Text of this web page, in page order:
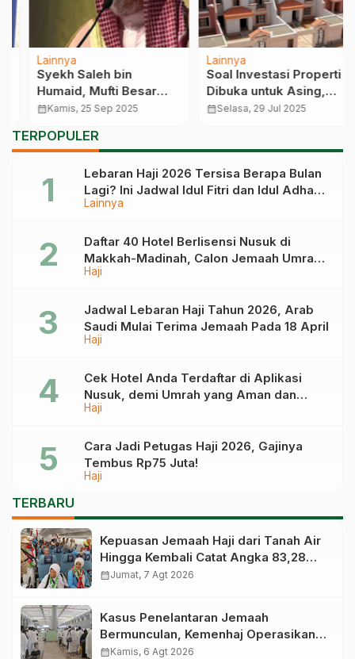
Lainnya
Syekh Saleh bin
Humaid, Mufti Besar
Arab Saudi yang Baru
Kamis, 25 Sep 2025
Lainnya
Soal Investasi Properti
Dibuka untuk Asing,
Saudi Tegaskan Cuma
Selasa, 29 Jul 2025
TERPOPULER
Lainnya
Lebaran Haji 2026 Tersisa Berapa Bulan
Lagi? Ini Jadwal Idul Fitri dan Idul Adha
Tahun Depan
Haji
Daftar 40 Hotel Berlisensi Nusuk di
Makkah-Madinah, Calon Jemaah Umrah
Cek di Sini
Haji
Jadwal Lebaran Haji Tahun 2026, Arab
Saudi Mulai Terima Jemaah Pada 18 April
Haji
Cek Hotel Anda Terdaftar di Aplikasi
Nusuk, demi Umrah yang Aman dan
Tidak Dimanipulasi
Haji
Cara Jadi Petugas Haji 2026, Gajinya
Tembus Rp75 Juta!
TERBARU
Kepuasan Jemaah Haji dari Tanah Air
Hingga Kembali Catat Angka 83,28
Persen
calendar_monthJumat, 7 Agt 2026
Kasus Penelantaran Jemaah
Bermunculan, Kemenhaj Operasikan
Posko Pengawasan di Bandara
calendar_monthKamis, 6 Agt 2026